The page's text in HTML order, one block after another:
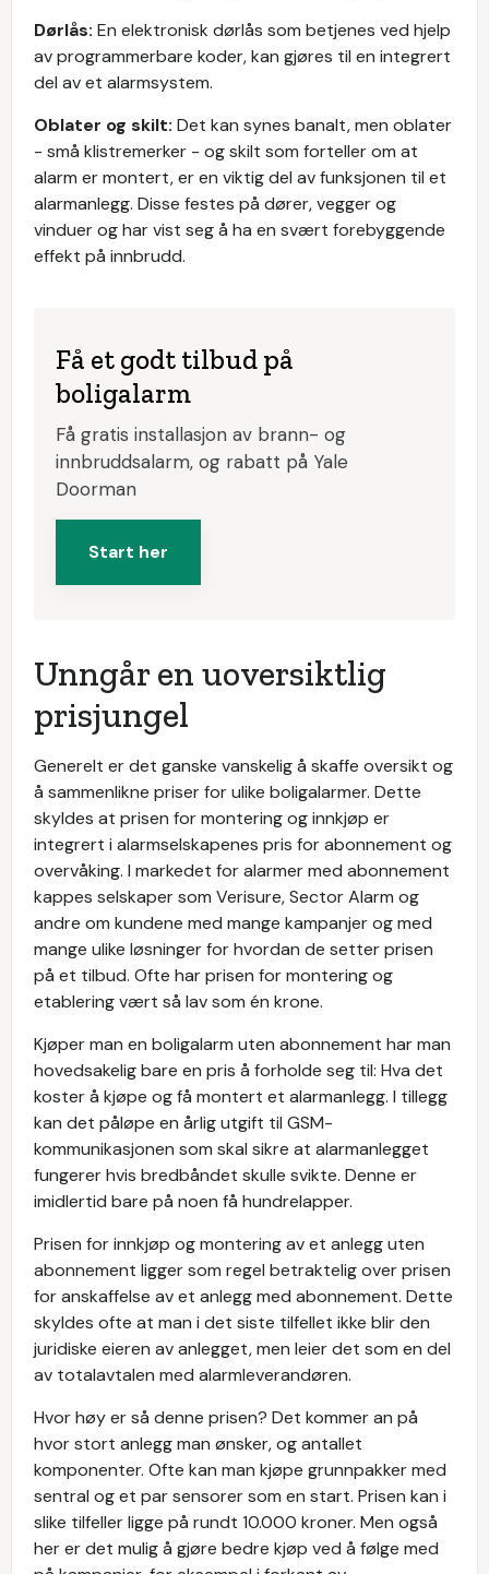
Dørlås: En elektronisk dørlås som betjenes ved hjelp
av programmerbare koder, kan gjøres til en integrert
del av et alarmsystem.
Oblater og skilt: Det kan synes banalt, men oblater
- små klistremerker - og skilt som forteller om at
alarm er montert, er en viktig del av funksjonen til et
alarmanlegg. Disse festes på dører, vegger og
vinduer og har vist seg å ha en svært forebyggende
effekt på innbrudd.
Få et godt tilbud på
boligalarm
Få gratis installasjon av brann- og
innbruddsalarm, og rabatt på Yale
Doorman
Start her
Unngår en uoversiktlig
prisjungel
Generelt er det ganske vanskelig å skaffe oversikt og
å sammenlikne priser for ulike boligalarmer. Dette
skyldes at prisen for montering og innkjøp er
integrert i alarmselskapenes pris for abonnement og
overvåking. I markedet for alarmer med abonnement
kappes selskaper som Verisure, Sector Alarm og
andre om kundene med mange kampanjer og med
mange ulike løsninger for hvordan de setter prisen
på et tilbud. Ofte har prisen for montering og
etablering vært så lav som én krone.
Kjøper man en boligalarm uten abonnement har man
hovedsakelig bare en pris å forholde seg til: Hva det
koster å kjøpe og få montert et alarmanlegg. I tillegg
kan det påløpe en årlig utgift til GSM-
kommunikasjonen som skal sikre at alarmanlegget
fungerer hvis bredbåndet skulle svikte. Denne er
imidlertid bare på noen få hundrelapper.
Prisen for innkjøp og montering av et anlegg uten
abonnement ligger som regel betraktelig over prisen
for anskaffelse av et anlegg med abonnement. Dette
skyldes ofte at man i det siste tilfellet ikke blir den
juridiske eieren av anlegget, men leier det som en del
av totalavtalen med alarmleverandøren.
Hvor høy er så denne prisen? Det kommer an på
hvor stort anlegg man ønsker, og antallet
komponenter. Ofte kan man kjøpe grunnpakker med
sentral og et par sensorer som en start. Prisen kan i
slike tilfeller ligge på rundt 10.000 kroner. Men også
her er det mulig å gjøre bedre kjøp ved å følge med